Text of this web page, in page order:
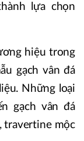
lựa chọn
hiệu trong
gạch vân đá
Những loại
gạch vân đá
travertine mộc